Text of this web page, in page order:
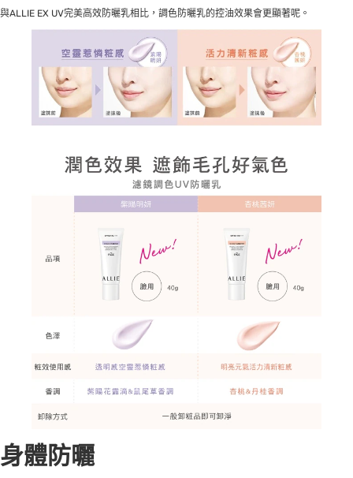
與ALLIE EX UV完美高效防曬乳相比，調色防曬乳的控油效果會更顯著呢。
身體防曬